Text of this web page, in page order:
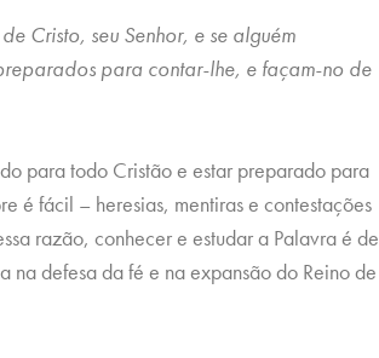
Cristo, seu Senhor, e se alguém
para contar-lhe, e façam-no de
para todo Cristão e estar preparado para
é fácil – heresias, mentiras e contestações
razão, conhecer e estudar a Palavra é de
defesa da fé e na expansão do Reino de